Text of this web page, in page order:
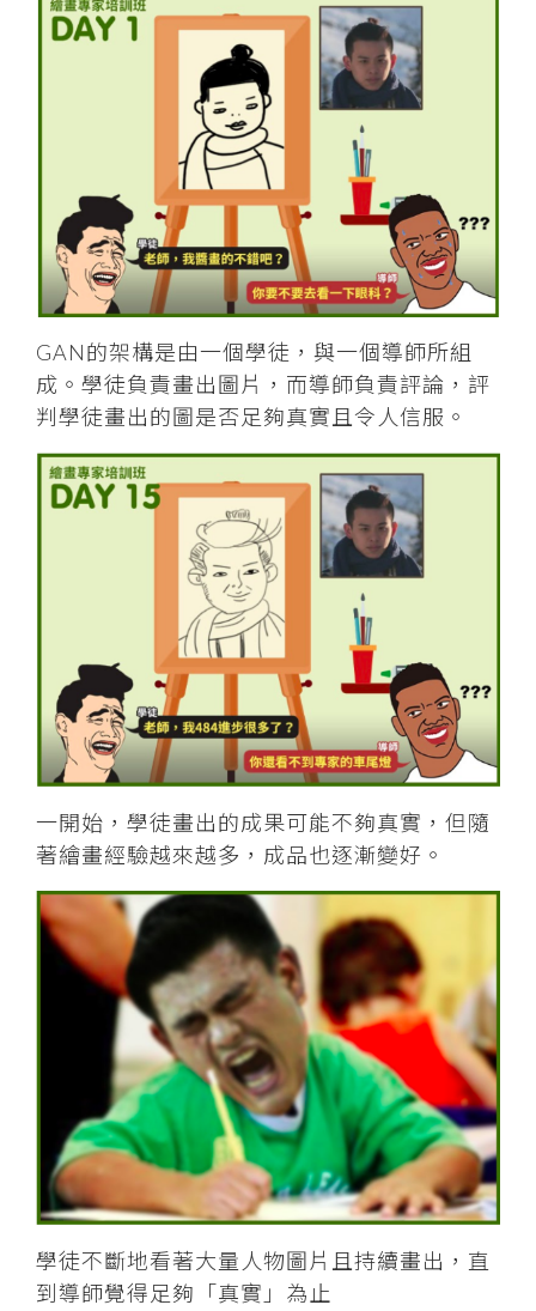
GAN的架構是由一個學徒，與一個導師所組
成。學徒負責畫出圖片，而導師負責評論，評
判學徒畫出的圖是否足夠真實且令人信服。
一開始，學徒畫出的成果可能不夠真實，但隨
著繪畫經驗越來越多，成品也逐漸變好。
學徒不斷地看著大量人物圖片且持續畫出，直
到導師覺得足夠「真實」為止